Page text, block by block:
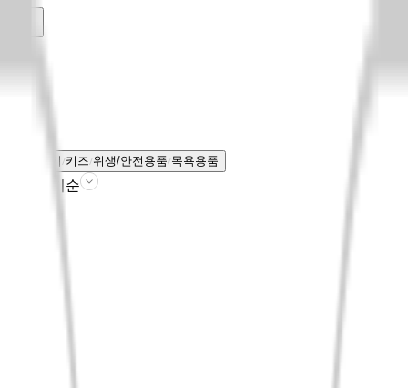
전체보기 키즈 위생/안전용품 목욕용품
판매인기순